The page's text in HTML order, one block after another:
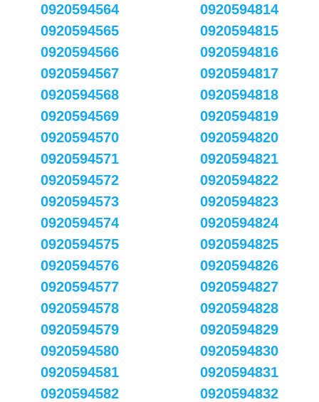
0920594564
0920594565
0920594566
0920594567
0920594568
0920594569
0920594570
0920594571
0920594572
0920594573
0920594574
0920594575
0920594576
0920594577
0920594578
0920594579
0920594580
0920594581
0920594582
0920594814
0920594815
0920594816
0920594817
0920594818
0920594819
0920594820
0920594821
0920594822
0920594823
0920594824
0920594825
0920594826
0920594827
0920594828
0920594829
0920594830
0920594831
0920594832